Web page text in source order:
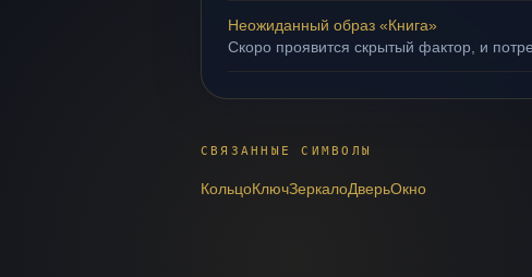
Неожиданный образ «Книга»
Скоро проявится скрытый фактор, и
СВЯЗАННЫЕ СИМВОЛЫ
КольцоКлючЗеркалоДверьОкно